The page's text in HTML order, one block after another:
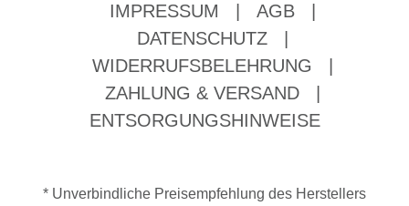
IMPRESSUM AGB
DATENSCHUTZ
WIDERRUFSBELEHRUNG
ZAHLUNG & VERSAND
ENTSORGUNGSHINWEISE
* Unverbindliche Preisempfehlung des Herstellers